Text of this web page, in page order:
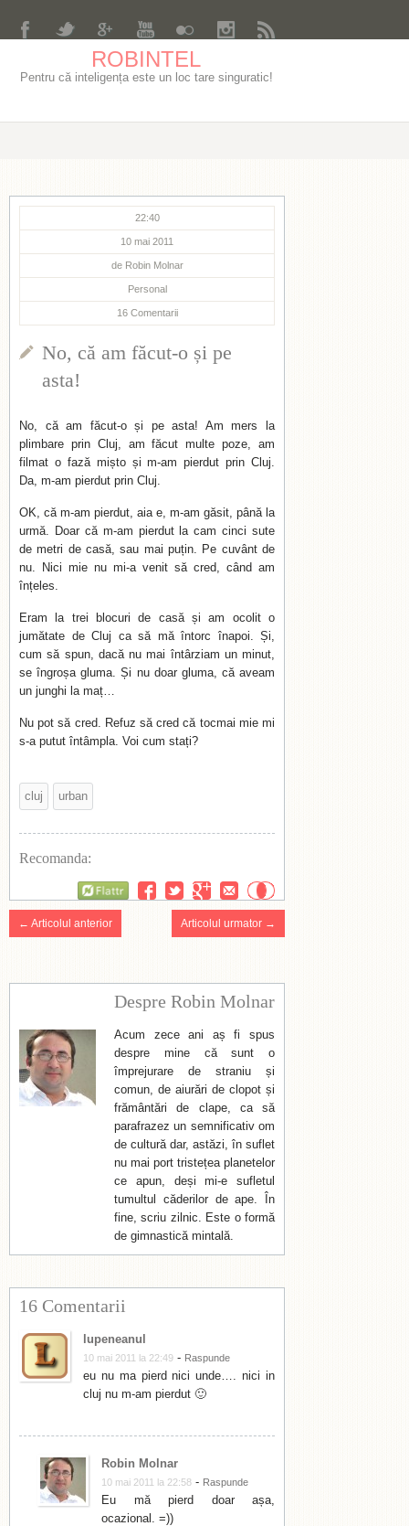
ROBINTEL
Pentru că inteligența este un loc tare singuratic!
22:40
10 mai 2011
de Robin Molnar
Personal
16 Comentarii
No, că am făcut-o și pe
asta!
No, că am făcut-o și pe asta! Am mers la
plimbare prin Cluj, am făcut multe poze, am
filmat o fază mișto și m-am pierdut prin Cluj.
Da, m-am pierdut prin Cluj.
OK, că m-am pierdut, aia e, m-am găsit, până la
urmă. Doar că m-am pierdut la cam cinci sute
de metri de casă, sau mai puțin. Pe cuvânt de
nu. Nici mie nu mi-a venit să cred, când am
înțeles.
Eram la trei blocuri de casă și am ocolit o
jumătate de Cluj ca să mă întorc înapoi. Și,
cum să spun, dacă nu mai întârziam un minut,
se îngroșa gluma. Și nu doar gluma, că aveam
un junghi la maț…
Nu pot să cred. Refuz să cred că tocmai mie mi
s-a putut întâmpla. Voi cum stați?
cluj urban
Recomanda:
← Articolul anterior Articolul urmator →
Despre Robin Molnar
Acum zece ani aș fi spus
despre mine că sunt o
împrejurare de straniu și
comun, de aiurări de clopot și
frământări de clape, ca să
parafrazez un semnificativ om
de cultură dar, astăzi, în suflet
nu mai port tristețea planetelor
ce apun, deși mi-e sufletul
tumultul căderilor de ape. În
fine, scriu zilnic. Este o formă
de gimnastică mintală.
16 Comentarii
lupeneanul
10 mai 2011 la 22:49 - Raspunde
eu nu ma pierd nici unde…. nici in
cluj nu m-am pierdut 🙂
Robin Molnar
10 mai 2011 la 22:58 - Raspunde
Eu mă pierd doar așa,
ocazional. =))